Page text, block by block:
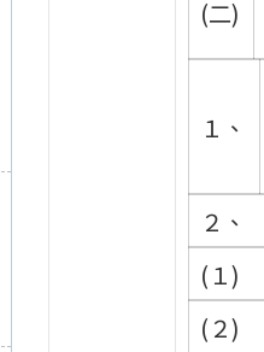
(二)
１、
２、
(１)
(２)